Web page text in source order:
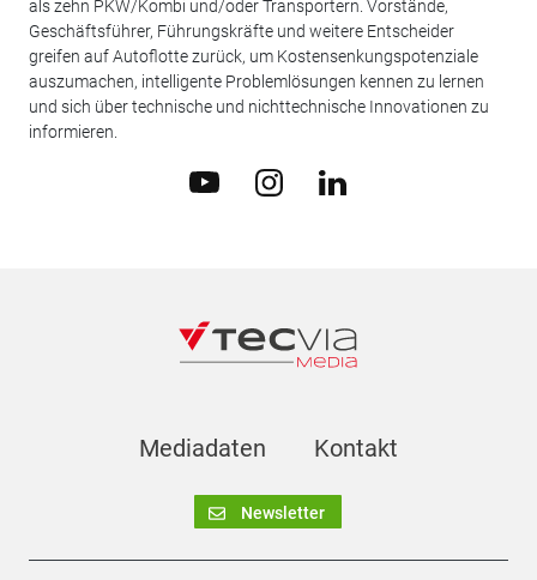
als zehn PKW/Kombi und/oder Transportern. Vorstände,
Geschäftsführer, Führungskräfte und weitere Entscheider
greifen auf Autoflotte zurück, um Kostensenkungspotenziale
auszumachen, intelligente Problemlösungen kennen zu lernen
und sich über technische und nichttechnische Innovationen zu
informieren.
Mediadaten Kontakt
Newsletter